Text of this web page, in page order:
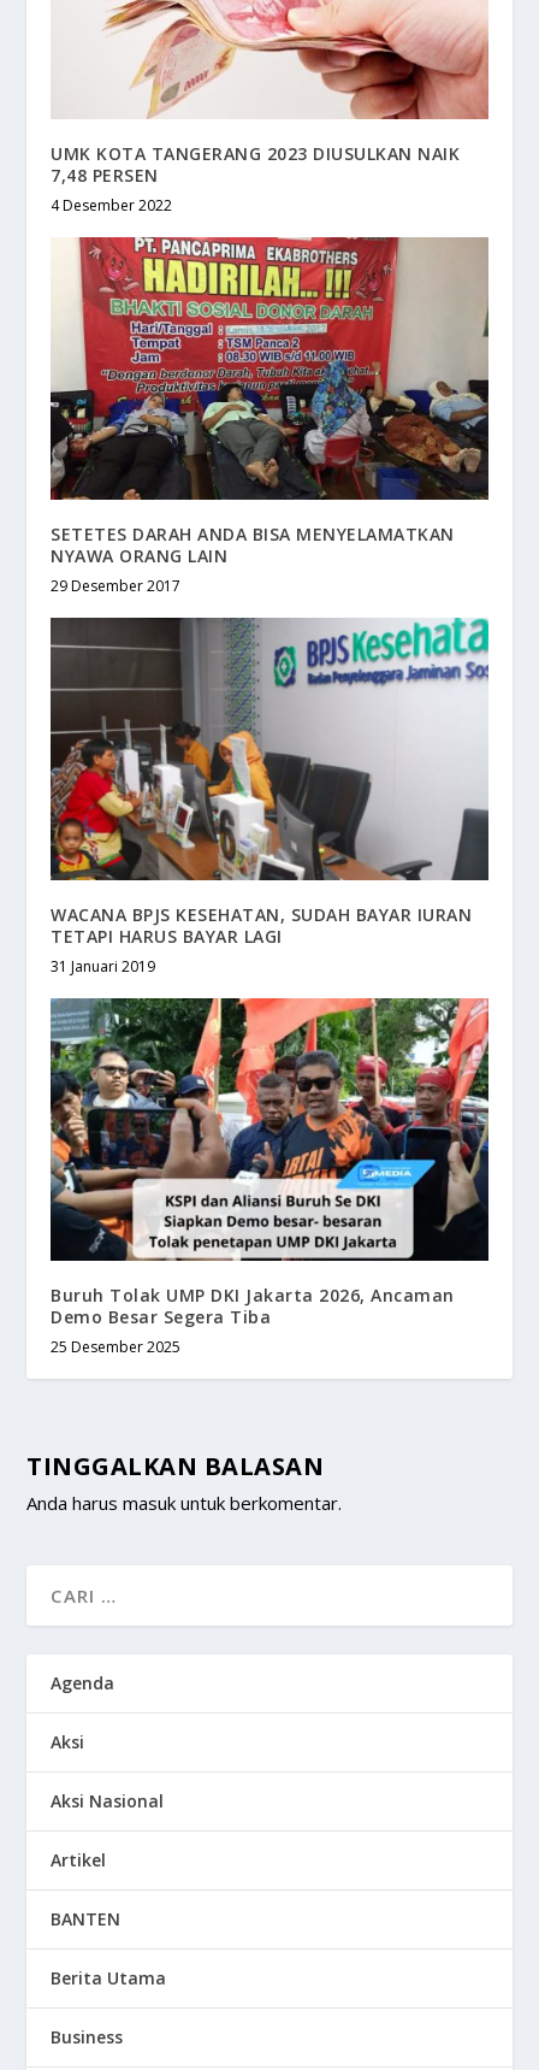
UMK KOTA TANGERANG 2023 DIUSULKAN NAIK
7,48 PERSEN
4 Desember 2022
SETETES DARAH ANDA BISA MENYELAMATKAN
NYAWA ORANG LAIN
29 Desember 2017
WACANA BPJS KESEHATAN, SUDAH BAYAR IURAN
TETAPI HARUS BAYAR LAGI
31 Januari 2019
Buruh Tolak UMP DKI Jakarta 2026, Ancaman
Demo Besar Segera Tiba
25 Desember 2025
TINGGALKAN BALASAN
Anda harusmasuk untuk berkomentar.
Agenda
Aksi
Aksi Nasional
Artikel
BANTEN
Berita Utama
Business